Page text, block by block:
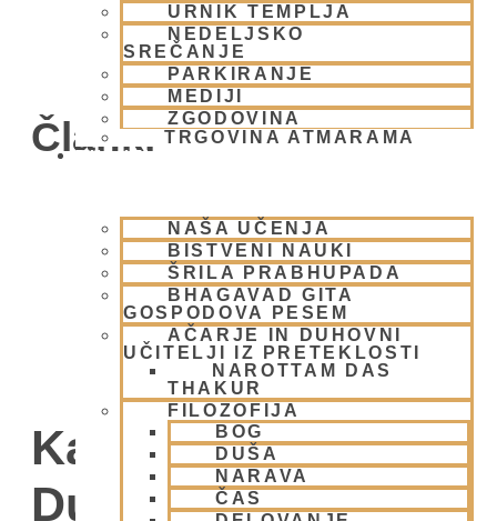
URNIK TEMPLJA
NEDELJSKO
SREČANJE
PARKIRANJE
MEDIJI
ZGODOVINA
TRGOVINA ATMARAMA
BHAKTI JOGA
NAŠA UČENJA
BISTVENI NAUKI
ŠRILA PRABHUPADA
BHAGAVAD GITA
GOSPODOVA PESEM
AČARJE IN DUHOVNI
UČITELJI IZ PRETEKLOSTI
NAROTTAM DAS
THAKUR
FILOZOFIJA
BOG
DUŠA
NARAVA
ČAS
Članki
Kategorija:
Duhovni umik